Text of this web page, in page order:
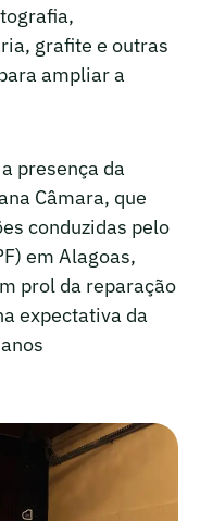
grafite e outras
ampliar a
presença da
Câmara, que
conduzidas pelo
em Alagoas,
prol da reparação
expectativa da